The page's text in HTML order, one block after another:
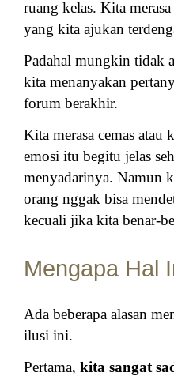
ruang kelas. Kita
yang kita ajukan
Padahal mungkin tidak
kita menanyakan
forum berakhir.
Kita merasa cemas atau
emosi itu begitu jelas
menyadarinya. Namun
orang nggak bisa
kecuali jika kita benar-
Mengapa Hal
Ada beberapa alasan
ilusi ini.
Pertama, kita sangat